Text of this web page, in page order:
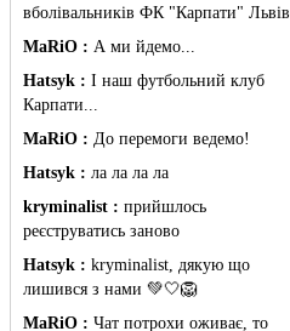
вболівальників ФК "Карпати" Львів
MaRiO : А ми йдемо...
Hatsyk : І наш футбольний клуб
Карпати...
MaRiO : До перемоги ведемо!
Hatsyk : ла ла ла ла
kryminalist : прийшлось
реєструватись заново
Hatsyk : kryminalist, дякую що
лишився з нами 💚🤍🦁
MaRiO : Чат потрохи оживає, то